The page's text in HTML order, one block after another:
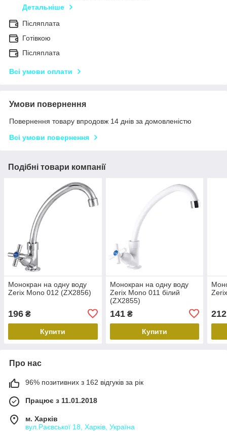
Детальніше
Післяплата
Готівкою
Післяплата
Всі умови оплати
Умови повернення
Повернення товару впродовж 14 днів за домовленістю
Всі умови повернення
Подібні товари компанії
Монокран на одну воду
Zerix Mono 012 (ZX2856)
196 ₴
Купити
Монокран на одну воду
Zerix Mono 011 білий
(ZX2855)
141₴
Купити
212
Про нас
96% позитивних з 162 відгуків за рік
Працює з 11.01.2018
м. Харків
вул.Раєвської 18, Харків, Україна